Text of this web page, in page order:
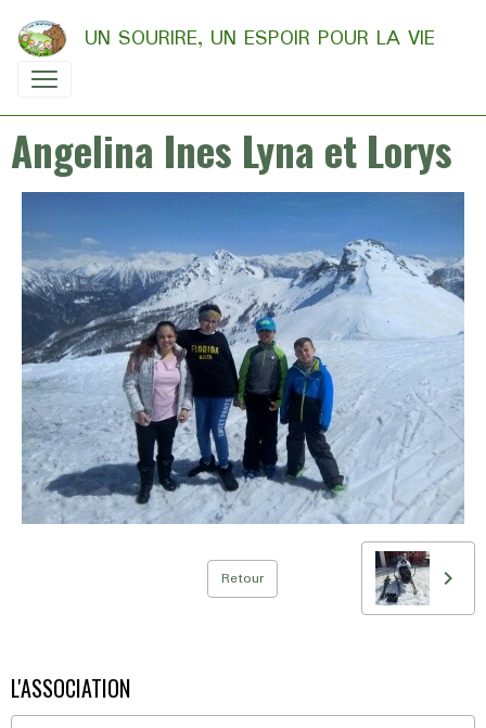
UN SOURIRE, UN ESPOIR POUR LA VIE
Angelina Ines Lyna et Lorys
Retour
L'ASSOCIATION